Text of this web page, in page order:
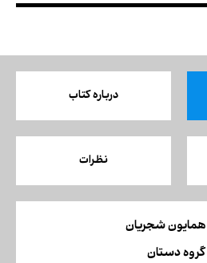
درباره کتاب
نظرات
همایون شجریان
گروه دستان